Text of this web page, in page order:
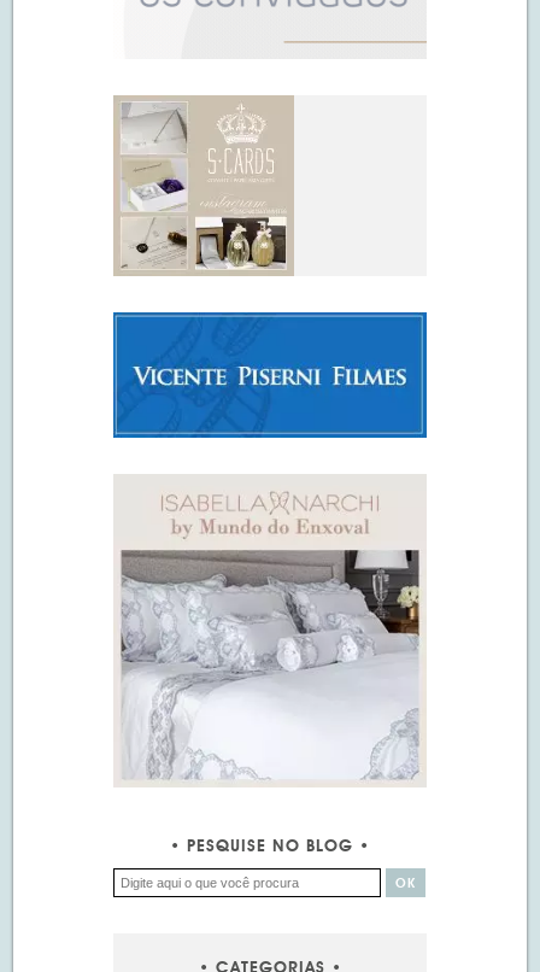
PESQUISE NO BLOG
CATEGORIAS